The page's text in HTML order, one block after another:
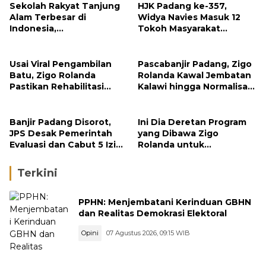
Sekolah Rakyat Tanjung
Alam Terbesar di
Indonesia,
HJK Padang ke-357,
Widya Navies Masuk 12
Tokoh Masyarakat
Usai Viral Pengambilan
Batu, Zigo Rolanda
Pastikan Rehabilitasi
Pascabanjir Padang, Zigo
Rolanda Kawal Jembatan
Kalawi hingga Normalisasi
Banjir Padang Disorot,
JPS Desak Pemerintah
Evaluasi dan Cabut 5 Izin
Ini Dia Deretan Program
yang Dibawa Zigo
Rolanda untuk
Terkini
PPHN: Menjembatani Kerinduan GBHN
dan Realitas Demokrasi Elektoral
Opini 07 Agustus 2026, 09:15 WIB